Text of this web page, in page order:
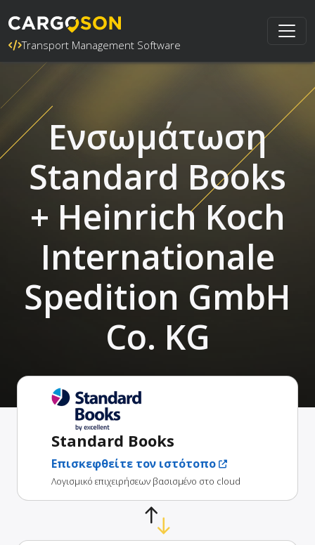
Transport Management Software
Ενσωμάτωση
Standard Books
+ Heinrich Koch
Internationale
Spedition GmbH
Co. KG
Standard Books
Επισκεφθείτε τον ιστότοπο
Λογισμικό επιχειρήσεων βασισμένο στο cloud